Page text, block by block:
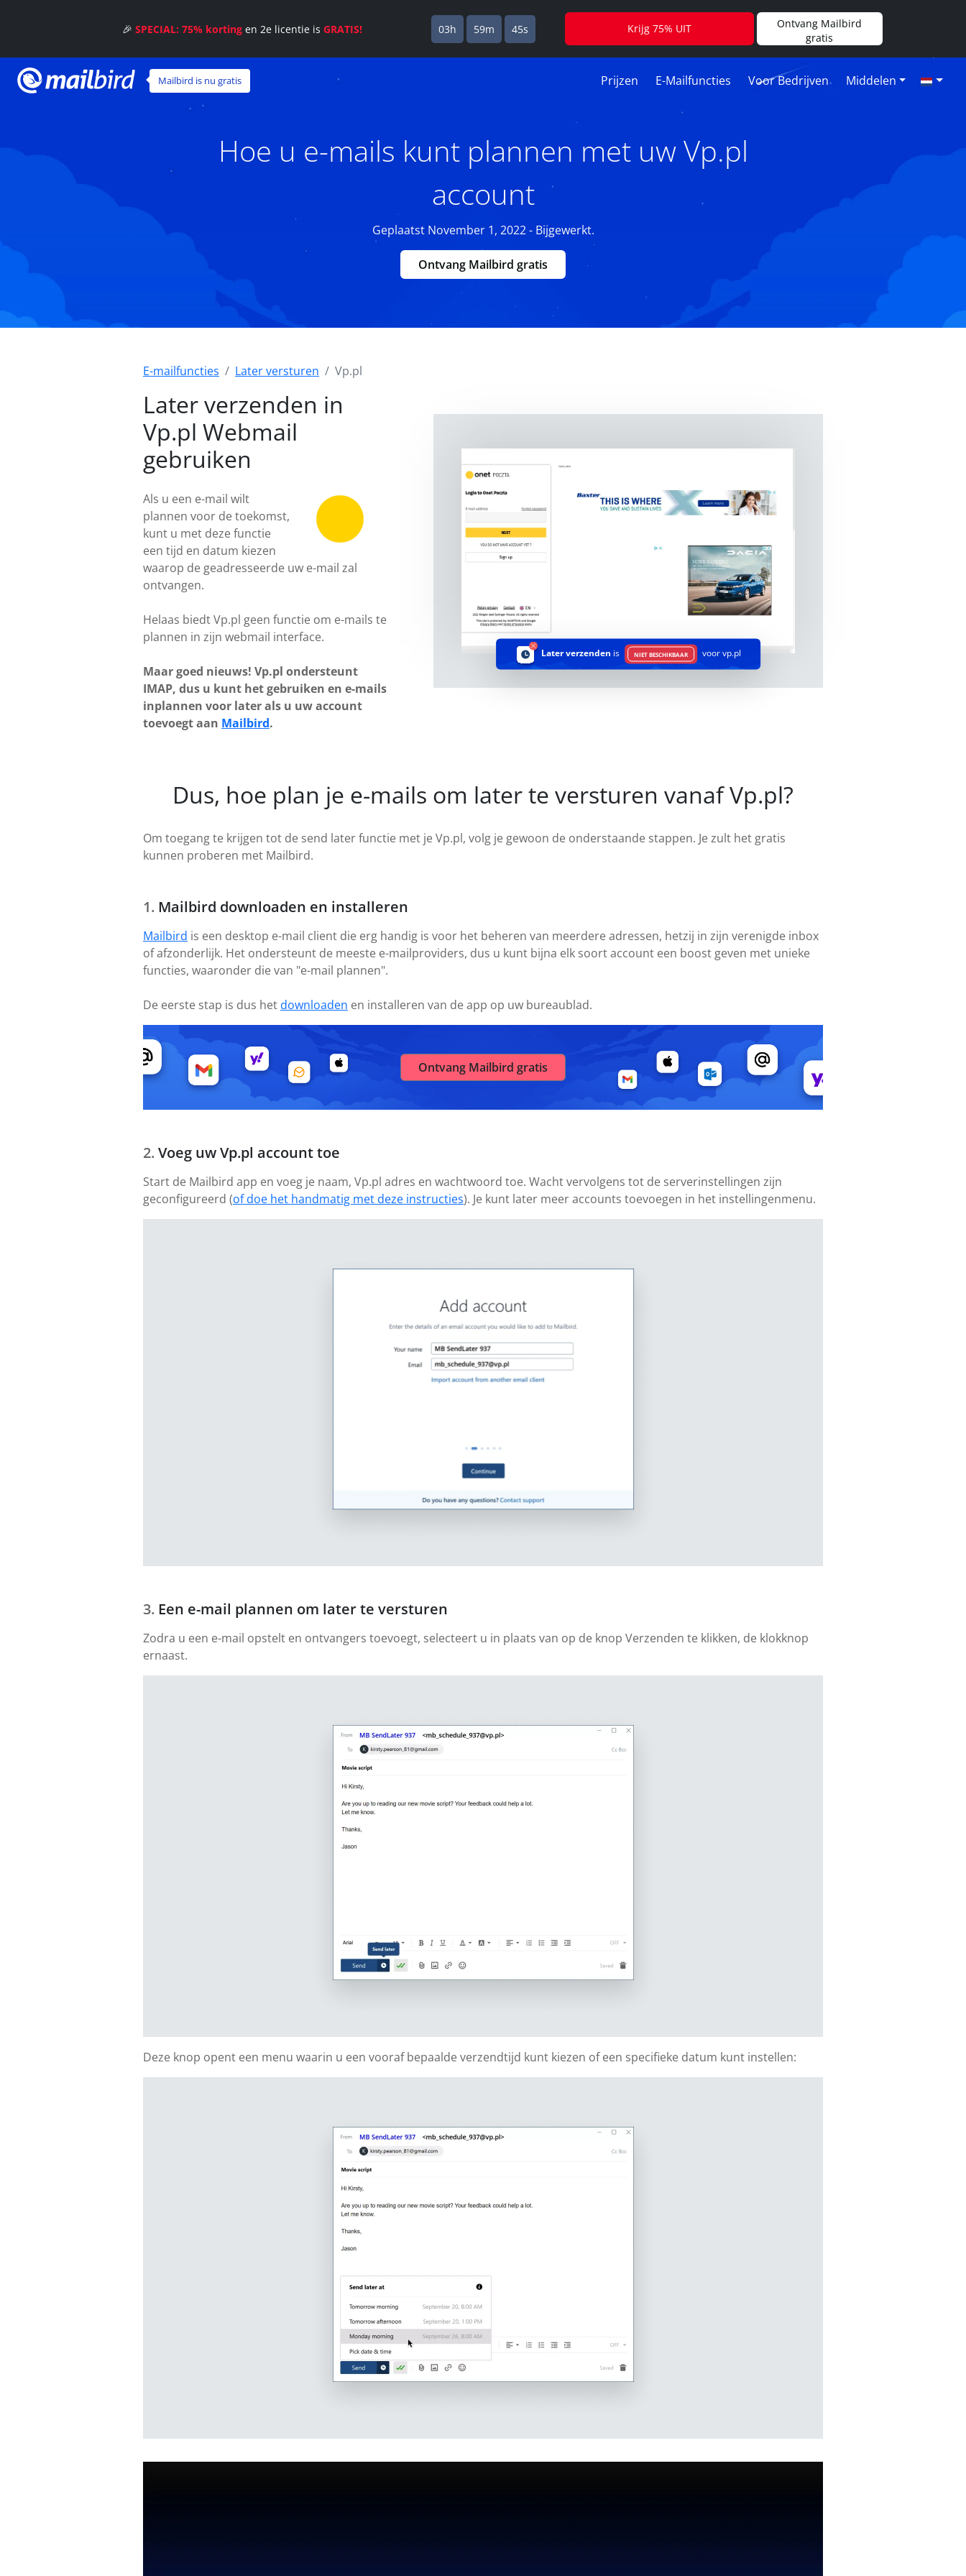
Mailbird is nu gratis Prijzen E-Mailfuncties Voor Bedrijven Middelen
Hoe u e-mails kunt plannen met uw Vp.pl
account
Geplaatst November 1, 2022 - Bijgewerkt.
Ontvang Mailbird gratis
E-mailfuncties Later versturen Vp.pl
Later verzenden in
Vp.pl Webmail
gebruiken
Als u een e-mail wilt
plannen voor de toekomst,
kunt u met deze functie
een tijd en datum kiezen
waarop de geadresseerde uw e-mail zal
ontvangen.
Helaas biedt Vp.pl geen functie om e-mails te
plannen in zijn webmail interface.
Maar goed nieuws! Vp.pl ondersteunt
IMAP, dus u kunt het gebruiken en e-mails
inplannen voor later als u uw account
toevoegt aan Mailbird.
Later verzenden is NIET BESCHIKBAAR voor vp.pl
Dus, hoe plan je e-mails om later te versturen vanaf Vp.pl?
Om toegang te krijgen tot de send later functie met je Vp.pl, volg je gewoon de onderstaande stappen. Je zult het gratis
kunnen proberen met Mailbird.
Mailbird downloaden en installeren
Mailbird is een desktop e-mail client die erg handig is voor het beheren van meerdere adressen, hetzij in zijn verenigde inbox
of afzonderlijk. Het ondersteunt de meeste e-mailproviders, dus u kunt bijna elk soort account een boost geven met unieke
functies, waaronder die van "e-mail plannen".
De eerste stap is dus het downloaden en installeren van de app op uw bureaublad.
Ontvang Mailbird gratis
Voeg uw Vp.pl account toe
Start de Mailbird app en voeg je naam, Vp.pl adres en wachtwoord toe. Wacht vervolgens tot de serverinstellingen zijn
geconfigureerd (of doe het handmatig met deze instructies). Je kunt later meer accounts toevoegen in het instellingenmenu.
Een e-mail plannen om later te versturen
Zodra u een e-mail opstelt en ontvangers toevoegt, selecteert u in plaats van op de knop Verzenden te klikken, de klokknop
ernaast.
Deze knop opent een menu waarin u een vooraf bepaalde verzendtijd kunt kiezen of een specifieke datum kunt instellen:
🎉SPECIAL: 75% korting en 2e licentie isGRATIS! 03h 59m 45s Krijg 75% UIT
Ontvang Mailbird
gratis